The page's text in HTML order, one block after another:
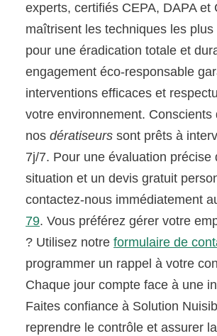
experts, certifiés CEPA, DAPA et
maîtrisent les techniques les
pour une éradication totale et
engagement éco-responsable
interventions efficaces et
votre environnement. Conscients
nosdératiseurs sont prêts à
7j/7. Pour une évaluation précise
situation et un devis gratuit
contactez-nous immédiatement
79. Vous préférez gérer votre
? Utilisez notreformulaire de
programmer un rappel à votre
Chaque jour compte face à une
Faites confiance à Solution
reprendre le contrôle et assurer